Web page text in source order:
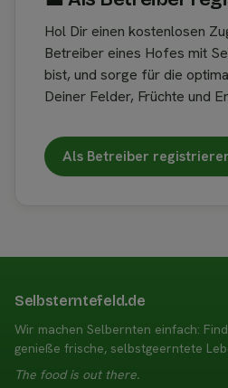
Hol Dir einen kostenlosen
Betreiber eines Hofes mit
bist, und sorge für die
Deiner Felder, Früchte und
Als Betreiber
Selbsterntefeld.de
Wir machen Selbernten einfach:
genieße frische, selbstgeerntete
The food is out there.